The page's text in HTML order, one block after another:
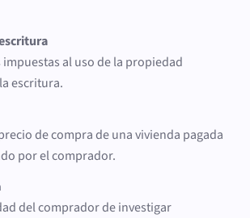
al uso de la propiedad
escritura.
de compra de una vivienda pagada
por el comprador.
del comprador de investigar